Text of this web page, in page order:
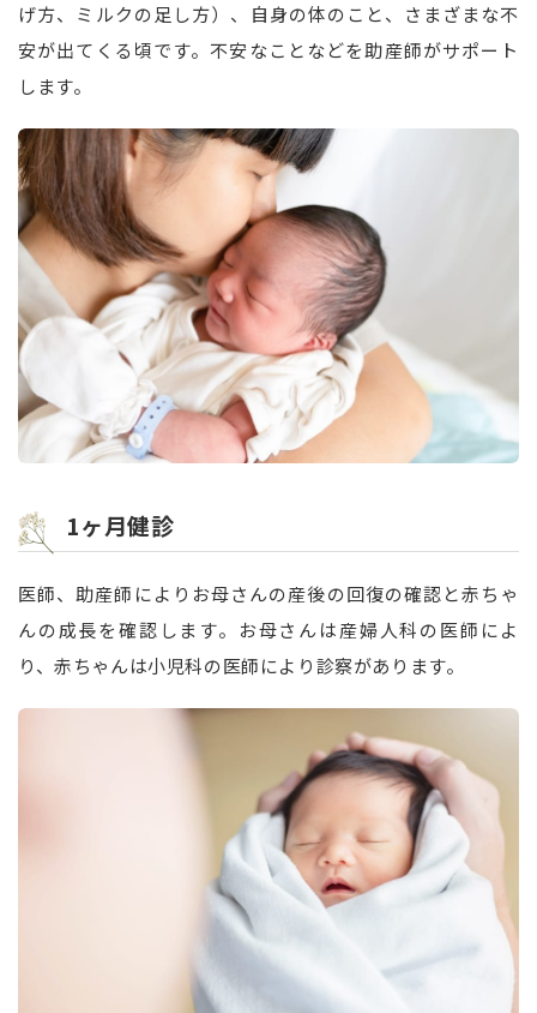
げ方、ミルクの足し方）、自身の体のこと、さまざまな不
安が出てくる頃です。不安なことなどを助産師がサポート
します。
1ヶ月健診
医師、助産師によりお母さんの産後の回復の確認と赤ちゃ
んの成長を確認します。お母さんは産婦人科の医師によ
り、赤ちゃんは小児科の医師により診察があります。